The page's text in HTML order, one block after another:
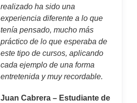
realizado ha sido una
experiencia diferente a lo que
tenía pensado, mucho más
práctico de lo que esperaba de
este tipo de cursos, aplicando
cada ejemplo de una forma
entretenida y muy recordable.
Juan Cabrera – Estudiante de